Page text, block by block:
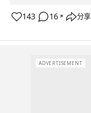
143 16 ↗ 分享
ADVERTISEMENT